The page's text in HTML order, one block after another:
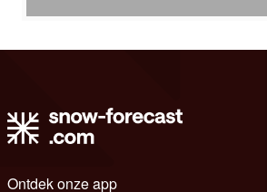
Ontdek onze app